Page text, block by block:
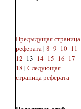
Предыдущая страница
реферата| 8 9 10 11
12 13 14 15 16 17
18 | Следующая
страница реферата